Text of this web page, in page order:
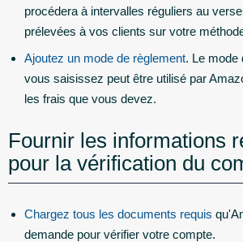
procédera à intervalles réguliers au
prélevées à vos clients sur votre
Ajoutez un mode de règlement. Le mode
vous saisissez peut être utilisé par
les frais que vous devez.
Fournir les informations
pour la vérification du
Chargez tous les documents requis
demande pour vérifier votre compte.